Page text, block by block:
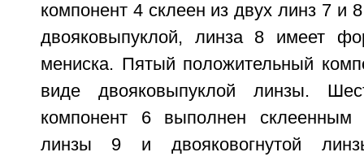
компонент 4 склеен из двух линз 7 и
двояковыпуклой, линза 8 имеет
мениска. Пятый положительный
виде двояковыпуклой линзы.
компонент 6 выполнен склеенным
линзы 9 и двояковогнутой